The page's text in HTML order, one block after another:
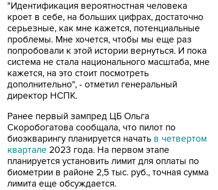
"Идентификация вероятностная человека
кроет в себе, на больших цифрах, достаточно
серьезные, как мне кажется, потенциальные
проблемы. Мне хочется, чтобы мы еще раз
попробовали к этой истории вернуться. И пока
система не стала национального масштаба, мне
кажется, на это стоит посмотреть
дополнительно", - отметил генеральный
директор НСПК.
Ранее первый зампред ЦБ Ольга
Скоробогатова сообщала, что пилот по
биоэкварингу планируется начать в четвертом
квартале 2023 года. На первом этапе
планируется установить лимит для оплаты по
биометрии в районе 2,5 тыс. руб., точная сумма
лимита еще обсуждается.